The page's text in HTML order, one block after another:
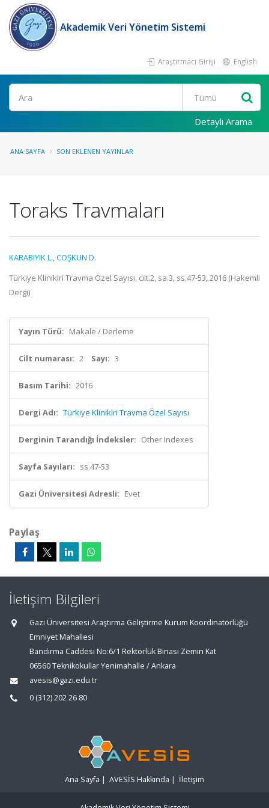
Akademik Veri Yönetim Sistemi
Araştırmacı Girişi English
Ara
Detaylı Arama
ANA SAYFA SON EKLENEN YAYINLAR
Toraks Travmaları
KARABIYIK L.,COŞKUN D.
Türkiye Kliniklri Travma Özel Sayısı, cilt.2, sa.3, ss.47-53, 2016 (Hakemli
Dergi)
Yayın Türü: Makale / Derleme
Cilt numarası: 2 Sayı: 3
Basım Tarihi: 2016
Dergi Adı: Türkiye Kliniklri Travma Özel Sayısı
Derginin Tarandığı İndeksler: Other Indexes
Sayfa Sayıları: ss.47-53
Gazi Üniversitesi Adresli: Evet
Paylaş
İletişim Bilgileri
Gazi Üniversitesi Araştırma Geliştirme Kurum Koordinatörlüğü
Emniyet Mahallesi
Bandırma Caddesi No:6/1 Rektörlük Binası Zemin Kat
06560 Teknikokullar Yenimahalle / Ankara
avesis@gazi.edu.tr
0 (312) 202 26 80
Ana Sayfa | AVESİS Hakkında | İletişim